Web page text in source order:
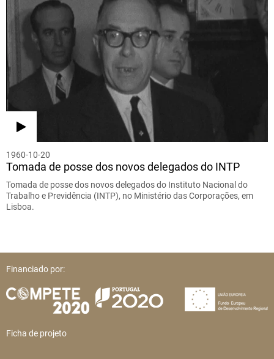
1960-10-20
Tomada de posse dos novos delegados do INTP
Tomada de posse dos novos delegados do Instituto Nacional do
Trabalho e Previdência (INTP), no Ministério das Corporações, em
Lisboa.
Financiado por:
Ficha de projeto